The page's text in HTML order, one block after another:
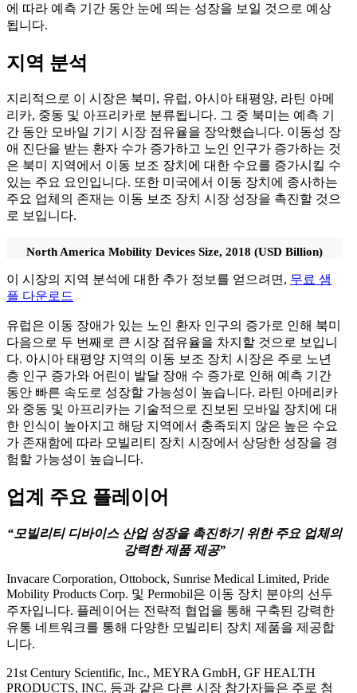
에 따라 예측 기간 동안 눈에 띄는 성장을 보일 것으로 예상
됩니다.
지역 분석
지리적으로 이 시장은 북미, 유럽, 아시아 태평양, 라틴 아메
리카, 중동 및 아프리카로 분류됩니다. 그 중 북미는 예측 기
간 동안 모바일 기기 시장 점유율을 장악했습니다. 이동성 장
애 진단을 받는 환자 수가 증가하고 노인 인구가 증가하는 것
은 북미 지역에서 이동 보조 장치에 대한 수요를 증가시킬 수
있는 주요 요인입니다. 또한 미국에서 이동 장치에 종사하는
주요 업체의 존재는 이동 보조 장치 시장 성장을 촉진할 것으
로 보입니다.
North America Mobility Devices Size, 2018 (USD Billion)
이 시장의 지역 분석에 대한 추가 정보를 얻으려면, 무료 샘
플 다운로드
유럽은 이동 장애가 있는 노인 환자 인구의 증가로 인해 북미
다음으로 두 번째로 큰 시장 점유율을 차지할 것으로 보입니
다. 아시아 태평양 지역의 이동 보조 장치 시장은 주로 노년
층 인구 증가와 어린이 발달 장애 수 증가로 인해 예측 기간
동안 빠른 속도로 성장할 가능성이 높습니다. 라틴 아메리카
와 중동 및 아프리카는 기술적으로 진보된 모바일 장치에 대
한 인식이 높아지고 해당 지역에서 충족되지 않은 높은 수요
가 존재함에 따라 모빌리티 장치 시장에서 상당한 성장을 경
험할 가능성이 높습니다.
업계 주요 플레이어
“모빌리티 디바이스 산업 성장을 촉진하기 위한 주요 업체의
강력한 제품 제공”
Invacare Corporation, Ottobock, Sunrise Medical Limited, Pride
Mobility Products Corp. 및 Permobil은 이동 장치 분야의 선두
주자입니다. 플레이어는 전략적 협업을 통해 구축된 강력한
유통 네트워크를 통해 다양한 모빌리티 장치 제품을 제공합
니다.
21st Century Scientific, Inc., MEYRA GmbH, GF HEALTH
PRODUCTS, INC. 등과 같은 다른 시장 참가자들은 주로 첨